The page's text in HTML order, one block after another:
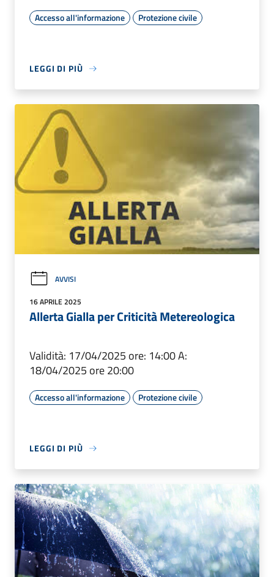
Accesso all'informazione Protezione civile
LEGGI DI PIÙ
AVVISI
16 APRILE 2025
Allerta Gialla per Criticità Metereologica
Validità: 17/04/2025 ore: 14:00 A:
18/04/2025 ore 20:00
Accesso all'informazione Protezione civile
LEGGI DI PIÙ